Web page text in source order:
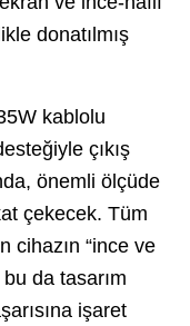
donatılmış
kablolu
çıkış
önemli ölçüde
çekecek. Tüm
cihazın “ince ve
da tasarım
işaret